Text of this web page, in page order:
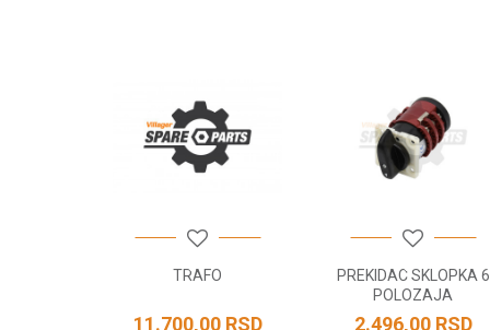
POŠALJI
TRAFO
11.700,00 RSD
PREKIDAC SKLOPKA 6
POLOZAJA
2.496,00 RSD